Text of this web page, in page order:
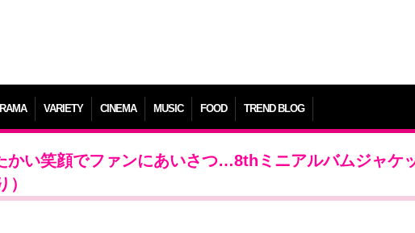
VARIETY CINEMA MUSIC FOOD TREND BLOG
かい笑顔でファンにあいさつ…8thミニアルバムジャケ